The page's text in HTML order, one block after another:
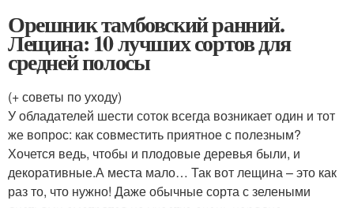
Орешник тамбовский ранний.
Лещина: 10 лучших сортов для
средней полосы
(+ советы по уходу)
У обладателей шести соток всегда возникает один и тот
же вопрос: как совместить приятное с полезным?
Хочется ведь, чтобы и плодовые деревья были, и
декоративные.А места мало… Так вот лещина – это как
раз то, что нужно! Даже обычные сорта с зелеными